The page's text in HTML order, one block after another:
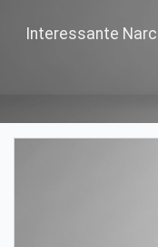
Interessante